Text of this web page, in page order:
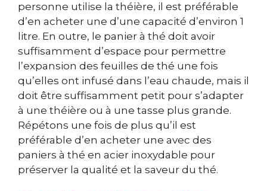
personne utilise la théière, il est préférable
d’en acheter une d’une capacité d’environ 1
litre. En outre, le panier à thé doit avoir
suffisamment d’espace pour permettre
l’expansion des feuilles de thé une fois
qu’elles ont infusé dans l’eau chaude, mais il
doit être suffisamment petit pour s’adapter
à une théière ou à une tasse plus grande.
Répétons une fois de plus qu’il est
préférable d’en acheter une avec des
paniers à thé en acier inoxydable pour
préserver la qualité et la saveur du thé.